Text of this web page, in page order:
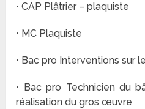
• CAP Plâtrier – plaquiste
• MC Plaquiste
• Bac pro Interventions sur
• Bac pro Technicien du
réalisation du gros œuvre